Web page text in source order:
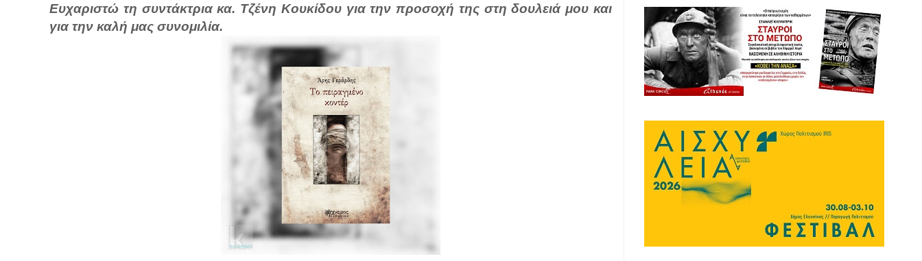
Ευχαριστώ τη συντάκτρια κα. Τζένη Κουκίδου για την προσοχή της στη δουλειά μου και
για την καλή μας συνομιλία.